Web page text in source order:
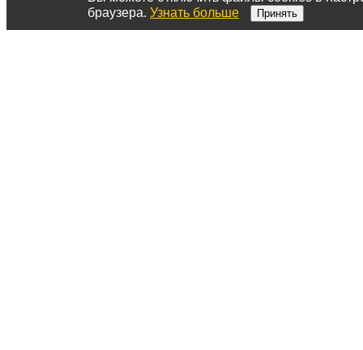
браузера. Узнать больше Принять